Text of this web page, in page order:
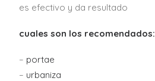
es efectivo y da resultado
cuales son los recomendados:
– portae
– urbaniza